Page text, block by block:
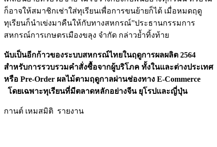
ก็อาจให้สมาชิกเช่าใส่ทุเรียนเพื่อการขนย้ายก็ได้ เมื่อหมดฤดู
ทุเรียนก็นำเข่งมาคืนให้กับทางสหกรณ์”ประธานกรรมการ
สหกรณ์การเกษตรเมืองขลุง จำกัด กล่าวย้ำทิ้งท้าย
นับเป็นอีกก้าวของระบบสหกรณ์ไทยในฤดูการผลผลิต 2564
สำหรับการรวบรวมคำสั่งซื้อจากผู้บริโภค ทั้งในและต่างประเทศ
หรือ Pre-Order ผลไม้ตามฤดูกาลผ่านช่องทาง E-Commerce
โดยเฉพาะทุเรียนที่มีตลาดหลักอย่างจีน ยุโรปและญี่ปุ่น
กานต์ เหมสมิติ รายงาน